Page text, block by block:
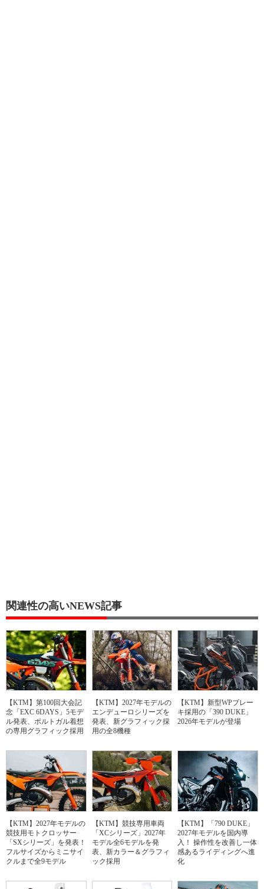
関連性の高いNEWS記事
【KTM】第100回大会記
念「EXC 6DAYS」5モデ
ル発表、ポルトガル着想
の専用グラフィック採用
【KTM】2027年モデルの
エンデューロシリーズを
発表、新グラフィック採
用の全8機種
【KTM】新型WPブレー
キ採用の「390 DUKE」
2026年モデルが登場
【KTM】2027年モデルの
競技用モトクロッサー
「SXシリーズ」を発表！
フルサイズからミニサイ
クルまで全9モデル
【KTM】競技専用車両
「XCシリーズ」2027年
モデル全6モデルを発
表、新カラー＆グラフィ
ック採用
【KTM】「790 DUKE」
2027年モデルを国内導
入！ 操作性を改善し一体
感あるライディングへ進
化